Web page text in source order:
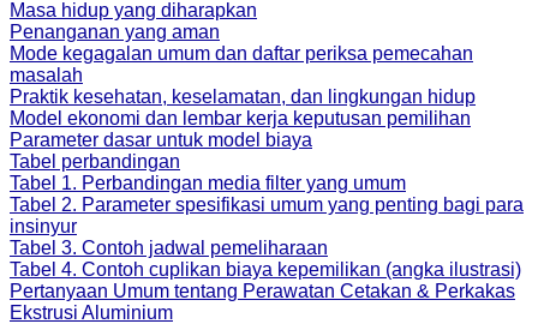
Masa hidup yang diharapkan
Penanganan yang aman
Mode kegagalan umum dan daftar periksa pemecahan
masalah
Praktik kesehatan, keselamatan, dan lingkungan hidup
Model ekonomi dan lembar kerja keputusan pemilihan
Parameter dasar untuk model biaya
Tabel perbandingan
Tabel 1. Perbandingan media filter yang umum
Tabel 2. Parameter spesifikasi umum yang penting bagi para
insinyur
Tabel 3. Contoh jadwal pemeliharaan
Tabel 4. Contoh cuplikan biaya kepemilikan (angka ilustrasi)
Pertanyaan Umum tentang Perawatan Cetakan & Perkakas
Ekstrusi Aluminium